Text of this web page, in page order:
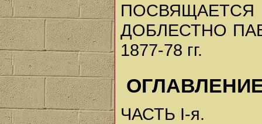
ДОБЛЕСТНО
1877-78 гг.
ЧАСТЬ I-я.